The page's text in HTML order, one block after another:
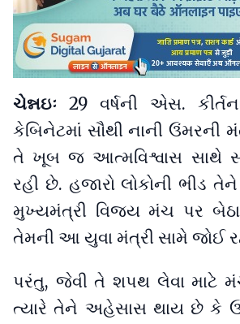
ચેન્નઇઃ 29 વર્ષની એસ.
કેબિનેટમાં સૌથી નાની ઉંમરની
તે ખૂબ જ આત્મવિશ્વાસ સાથે
રહી છે. હજારો લોકોની ભીડ
મુખ્યમંત્રી વિજય મંચ પર
તેમની આ યુવા મંત્રી સામે જોઈ
પરંતુ, જેવી તે શપથ લેવા માટે
ત્યારે તેને અહેસાસ થાય છે કે